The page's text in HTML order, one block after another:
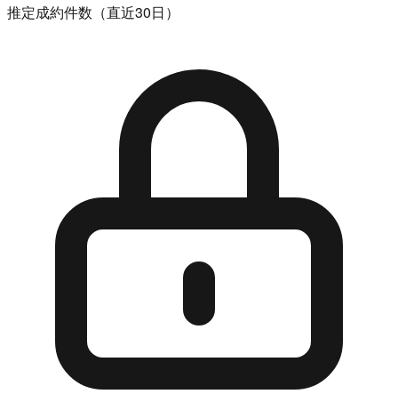
推定成約件数（直近30日）